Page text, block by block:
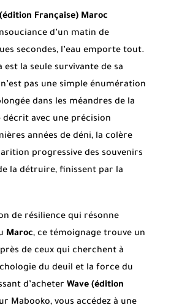
Française) Maroc
d’un matin de
secondes, l’eau emporte tout.
est la seule survivante de sa
pas une simple énumération
dans les méandres de la
décrit avec une précision
années de déni, la colère
progressive des souvenirs
la détruire, finissent par la
de résilience qui résonne
Maroc, ce témoignage trouve un
de ceux qui cherchent à
du deuil et la force du
d’acheter Wave (édition
Mabooko, vous accédez à une